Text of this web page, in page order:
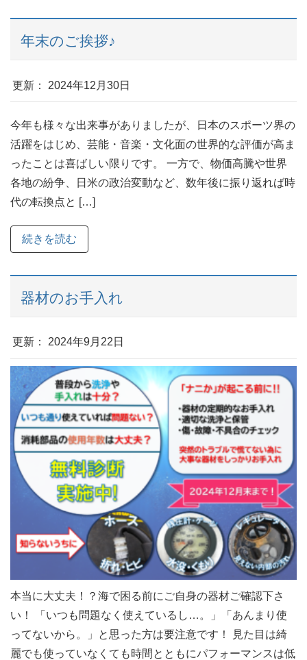
年末のご挨拶♪
更新： 2024年12月30日
今年も様々な出来事がありましたが、日本のスポーツ界の
活躍をはじめ、芸能・音楽・文化面の世界的な評価が高ま
ったことは喜ばしい限りです。 一方で、物価高騰や世界
各地の紛争、日米の政治変動など、数年後に振り返れば時
代の転換点と […]
続きを読む
器材のお手入れ
更新： 2024年9月22日
本当に大丈夫！？海で困る前にご自身の器材ご確認下さ
い！ 「いつも問題なく使えているし…。」「あんまり使
ってないから。」と思った方は要注意です！ 見た目は綺
麗でも使っていなくても時間とともにパフォーマンスは低